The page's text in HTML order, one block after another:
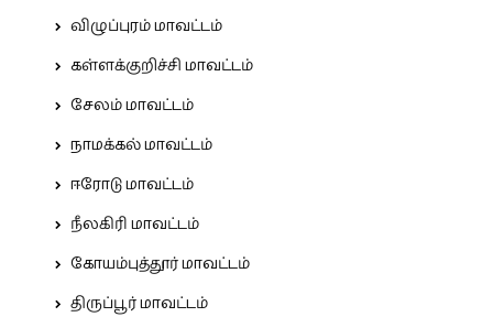
விழுப்புரம் மாவட்டம்
கள்ளக்குறிச்சி மாவட்டம்
சேலம் மாவட்டம்
நாமக்கல் மாவட்டம்
ஈரோடு மாவட்டம்
நீலகிரி மாவட்டம்
கோயம்புத்தூர் மாவட்டம்
திருப்பூர் மாவட்டம்